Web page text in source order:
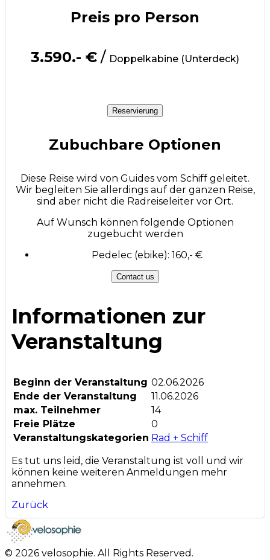
Preis pro Person
3.590.- € / Doppelkabine (Unterdeck)
Reservierung
Zubuchbare Optionen
Diese Reise wird von Guides vom Schiff geleitet.
Wir begleiten Sie allerdings auf der ganzen Reise,
sind aber nicht die Radreiseleiter vor Ort.
Auf Wunsch können folgende Optionen
zugebucht werden
Pedelec (ebike): 160,- €
Contact us
Informationen zur
Veranstaltung
Beginn der Veranstaltung 02.06.2026
Ende der Veranstaltung
11.06.2026
max. Teilnehmer
14
Freie Plätze
0
Veranstaltungskategorien Rad + Schiff
Es tut uns leid, die Veranstaltung ist voll und wir
können keine weiteren Anmeldungen mehr
annehmen.
Zurück
© 2026 velosophie. All Rights Reserved.